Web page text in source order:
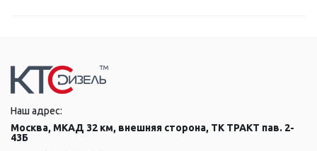
Наш адрес:
Москва, МКАД 32 км, внешняя сторона, ТК ТРАКТ пав. 2-
43Б